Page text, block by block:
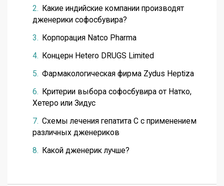
Какие индийские компании производят
дженерики софосбувира?
Корпорация Natco Pharma
Концерн Hetero DRUGS Limited
Фармакологическая фирма Zydus Heptiza
Критерии выбора софосбувира от Натко,
Хетеро или Зидус
Схемы лечения гепатита С с применением
различных дженериков
Какой дженерик лучше?